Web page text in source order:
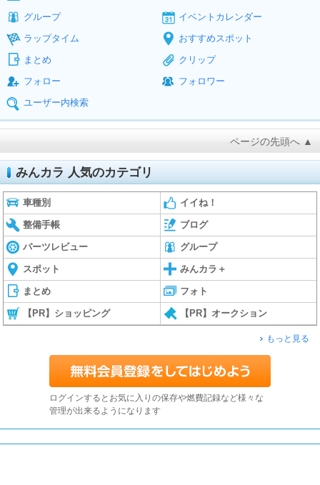
グループ
イベントカレンダー
ラップタイム
おすすめスポット
まとめ
クリップ
フォロー
フォロワー
ユーザー内検索
ページの先頭へ ▲
みんカラ 人気のカテゴリ
車種別 イイね！
整備手帳 ブログ
パーツレビュー グループ
スポット みんカラ＋
まとめ フォト
【PR】ショッピング 【PR】オークション
もっと見る
ログインするとお気に入りの保存や燃費記録など様々な
管理が出来るようになります